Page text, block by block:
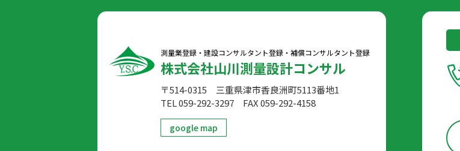
測量業登録・建設コンサルタント登録・ 補償コンサルタント登録
株式会社山川測量設計コンサル
〒514-0315 三重県津市香良洲町5113番地1
TEL 059-292-3297 FAX 059-292-4158
google map